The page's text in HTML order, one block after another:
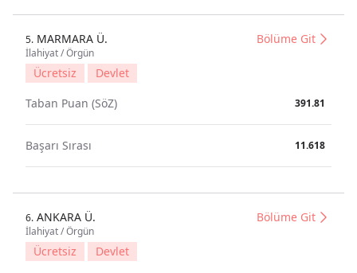
5. MARMARA Ü.
İlahiyat / Örgün
Bölüme Git
Ücretsiz
Devlet
Taban Puan (SöZ)
391.81
Başarı Sırası 11.618
6. ANKARA Ü.
İlahiyat / Örgün
Bölüme Git
Ücretsiz
Devlet